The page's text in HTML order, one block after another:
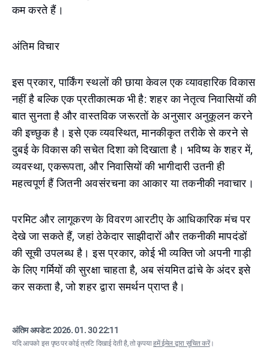
कम करते हैं।
अंतिम विचार
इस प्रकार, पार्किंग स्थलों की छाया केवल एक व्यावहारिक विकास
नहीं है बल्कि एक प्रतीकात्मक भी है: शहर का नेतृत्व निवासियों की
बात सुनता है और वास्तविक जरूरतों के अनुसार अनुकूलन करने
की इच्छुक है। इसे एक व्यवस्थित, मानकीकृत तरीके से करने से
दुबई के विकास की सचेत दिशा को दिखाता है। भविष्य के शहर में,
व्यवस्था, एकरूपता, और निवासियों की भागीदारी उतनी ही
महत्वपूर्ण हैं जितनी अवसंरचना का आकार या तकनीकी नवाचार।
परमिट और लागूकरण के विवरण आरटीए के आधिकारिक मंच पर
देखे जा सकते हैं, जहां ठेकेदार साझीदारों और तकनीकी मापदंडों
की सूची उपलब्ध है। इस प्रकार, कोई भी व्यक्ति जो अपनी गाड़ी
के लिए गर्मियों की सुरक्षा चाहता है, अब संयमित ढांचे के अंदर इसे
कर सकता है, जो शहर द्वारा समर्थन प्राप्त है।
अंतिम अपडेट:2026. 01. 30 22:11
यदि आपको इस पृष्ठ पर कोई त्रुटि दिखाई देती है, तो कृपयाहमें ईमेल द्वारा सूचित करें।